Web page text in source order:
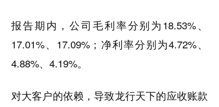
报告期内，公司毛利率分别为18.53%、
17.01%、17.09%；净利率分别为4.72%、
4.88%、4.19%。
对大客户的依赖，导致龙行天下的应收账款